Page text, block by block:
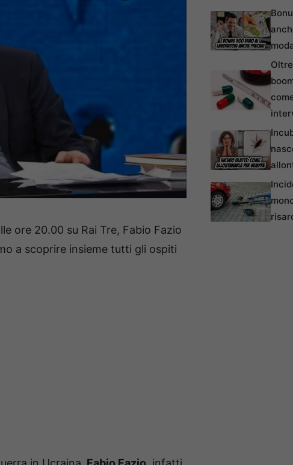
ore 20.00 su Rai Tre, Fabio Fazio
a scoprire insieme tutti gli ospiti